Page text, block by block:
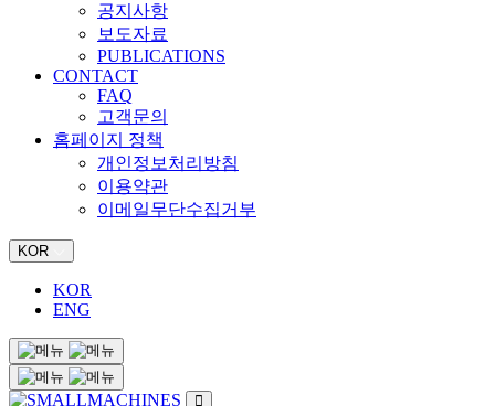
공지사항
보도자료
PUBLICATIONS
CONTACT
FAQ
고객문의
홈페이지 정책
개인정보처리방침
이용약관
이메일무단수집거부
KOR
KOR
ENG